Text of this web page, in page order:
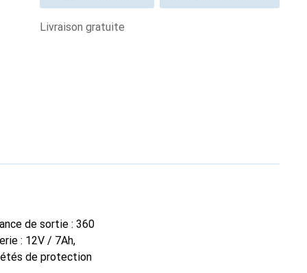
livraison gratuite
de sortie : 360
: 12V / 7Ah,
de protection